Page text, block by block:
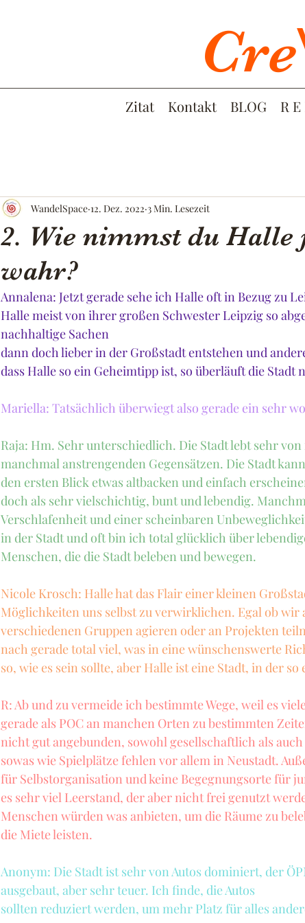
Zitat Kontakt BLOG R
2. Wie nimmst du Halle
wahr?
WandelSpace 12. Dez. 2022 3 Min. Lesezeit
Annalena: Jetzt gerade sehe ich Halle oft in Bezug zu
Halle meist von ihrer großen Schwester Leipzig so
nachhaltige Sachen
dann doch lieber in der Großstadt entstehen und
dass Halle so ein Geheimtipp ist, so überläuft die Stadt
Mariella: Tatsächlich überwiegt also gerade ein sehr
Raja: Hm. Sehr unterschiedlich. Die Stadt lebt sehr
manchmal anstrengenden Gegensätzen. Die Stadt
den ersten Blick etwas altbacken und einfach
doch als sehr vielschichtig, bunt und lebendig.
Verschlafenheit und einer scheinbaren
in der Stadt und oft bin ich total glücklich über
Menschen, die die Stadt beleben und bewegen.
Nicole Krosch: Halle hat das Flair einer kleinen
Möglichkeiten uns selbst zu verwirklichen. Egal ob wir
verschiedenen Gruppen agieren oder an Projekten
nach gerade total viel, was in eine wünschenswerte
so, wie es sein sollte, aber Halle ist eine Stadt, in der
R: Ab und zu vermeide ich bestimmte Wege, weil es
gerade als POC an manchen Orten zu bestimmten
nicht gut angebunden, sowohl gesellschaftlich als
sowas wie Spielplätze fehlen vor allem in Neustadt.
für Selbstorganisation und keine Begegnungsorte für
es sehr viel Leerstand, der aber nicht frei genutzt
Menschen würden was anbieten, um die Räume zu
die Miete leisten.
Anonym: Die Stadt ist sehr von Autos dominiert, der
ausgebaut, aber sehr teuer. Ich finde, die Autos
sollten reduziert werden, um mehr Platz für alles